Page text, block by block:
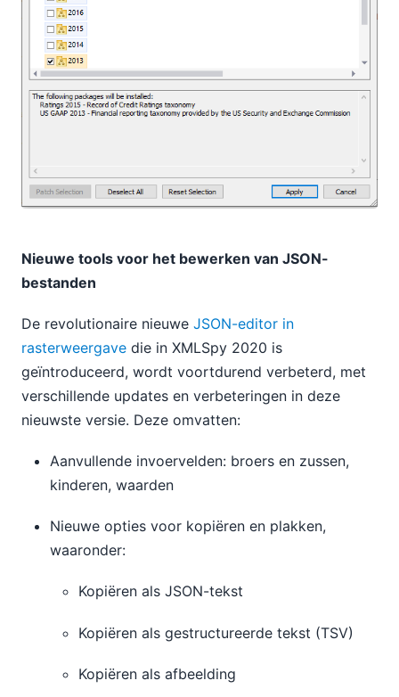
Nieuwe tools voor het bewerken van JSON-
bestanden
De revolutionaire nieuwe JSON-editor in
rasterweergave die in XMLSpy 2020 is
geïntroduceerd, wordt voortdurend verbeterd, met
verschillende updates en verbeteringen in deze
nieuwste versie. Deze omvatten:
Aanvullende invoervelden: broers en zussen,
kinderen, waarden
Nieuwe opties voor kopiëren en plakken,
waaronder:
Kopiëren als JSON-tekst
Kopiëren als gestructureerde tekst (TSV)
Kopiëren als afbeelding